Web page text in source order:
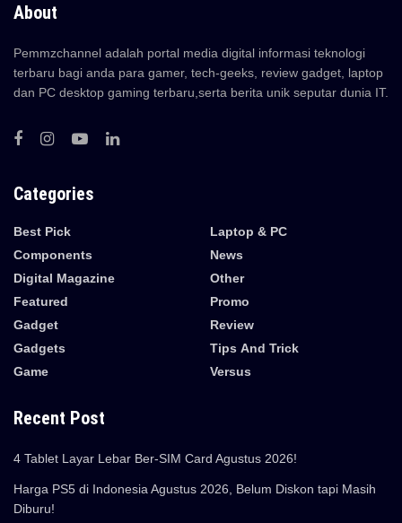
About
Pemmzchannel adalah portal media digital informasi teknologi
terbaru bagi anda para gamer, tech-geeks, review gadget, laptop
dan PC desktop gaming terbaru,serta berita unik seputar dunia IT.
Categories
Best Pick
Components
Digital Magazine
Featured
Gadget
Gadgets
Game
Laptop & PC
News
Other
Promo
Review
Tips And Trick
Versus
Recent Post
4 Tablet Layar Lebar Ber-SIM Card Agustus 2026!
Harga PS5 di Indonesia Agustus 2026, Belum Diskon tapi Masih
Diburu!